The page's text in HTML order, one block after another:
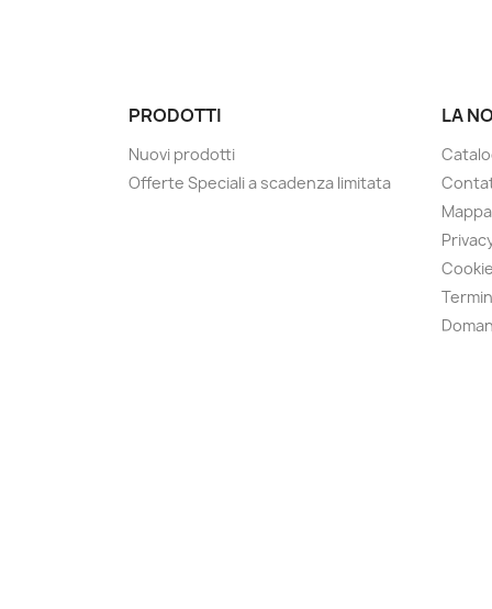
PRODOTTI
Nuovi prodotti
Offerte Speciali a scadenza limitata
LA